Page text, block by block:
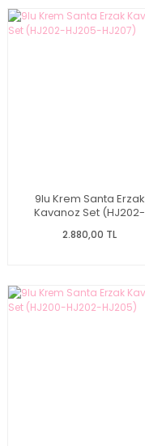
9lu Krem Santa Erzak
Kavanoz Set (HJ202-
2.880,00 TL